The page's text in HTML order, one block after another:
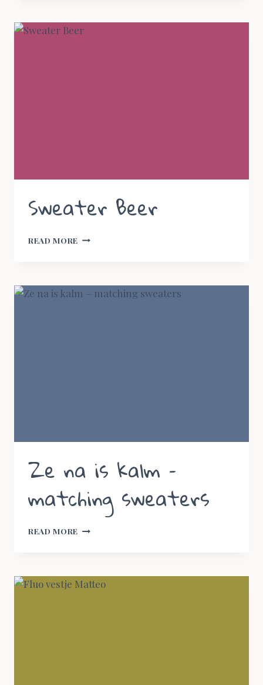
Sweater Beer
READ MORE SWEATER
Ze na is kalm –
matching sweaters
READ MORE ZE
–
MATCHING